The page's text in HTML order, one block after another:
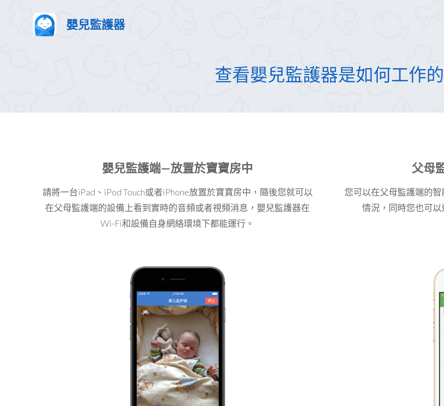
嬰兒監護器
查看嬰兒監護器是如何工作的
嬰兒監護端—放置於寶寶房中
請將一台iPad、iPod Touch或者iPhone放置於寶寶房中，隨後您就可以
在父母監護端的設備上看到實時的音頻或者視頻消息，嬰兒監護器在
Wi-Fi和設備自身網絡環境下都能運行。
父母
您可以在父母監護端的
情況，同時您也可